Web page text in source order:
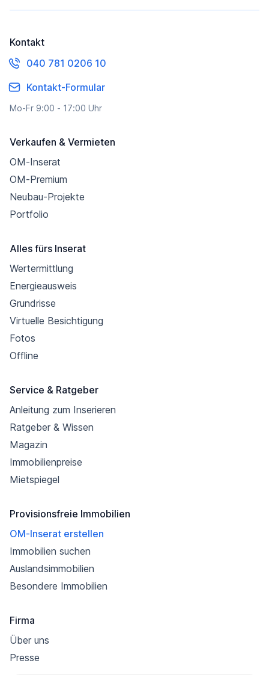
Kontakt
040 781 0206 10
Kontakt-Formular
Mo-Fr 9:00 - 17:00 Uhr
Verkaufen & Vermieten
OM-Inserat
OM-Premium
Neubau-Projekte
Portfolio
Alles fürs Inserat
Wertermittlung
Energieausweis
Grundrisse
Virtuelle Besichtigung
Fotos
Offline
Service & Ratgeber
Anleitung zum Inserieren
Ratgeber & Wissen
Magazin
Immobilienpreise
Mietspiegel
Provisionsfreie Immobilien
OM-Inserat erstellen
Immobilien suchen
Auslandsimmobilien
Besondere Immobilien
Firma
Über uns
Presse